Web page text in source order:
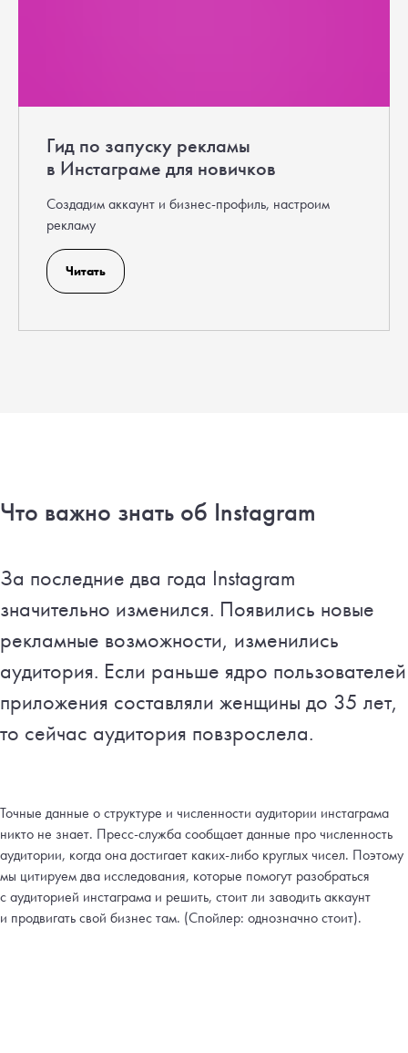
Гид по запуску рекламы
в Инстаграме для новичков
Создадим аккаунт и бизнес-профиль, настроим
рекламу
Читать
Что важно знать об Instagram
За последние два года Instagram
значительно изменился. Появились новые
рекламные возможности, изменились
аудитория. Если раньше ядро пользователей
приложения составляли женщины до 35 лет,
то сейчас аудитория повзрослела.
Точные данные о структуре и численности аудитории инстаграма
никто не знает. Пресс-служба сообщает данные про численность
аудитории, когда она достигает каких-либо круглых чисел. Поэтому
мы цитируем два исследования, которые помогут разобраться
с аудиторией инстаграма и решить, стоит ли заводить аккаунт
и продвигать свой бизнес там. (Спойлер: однозначно стоит).